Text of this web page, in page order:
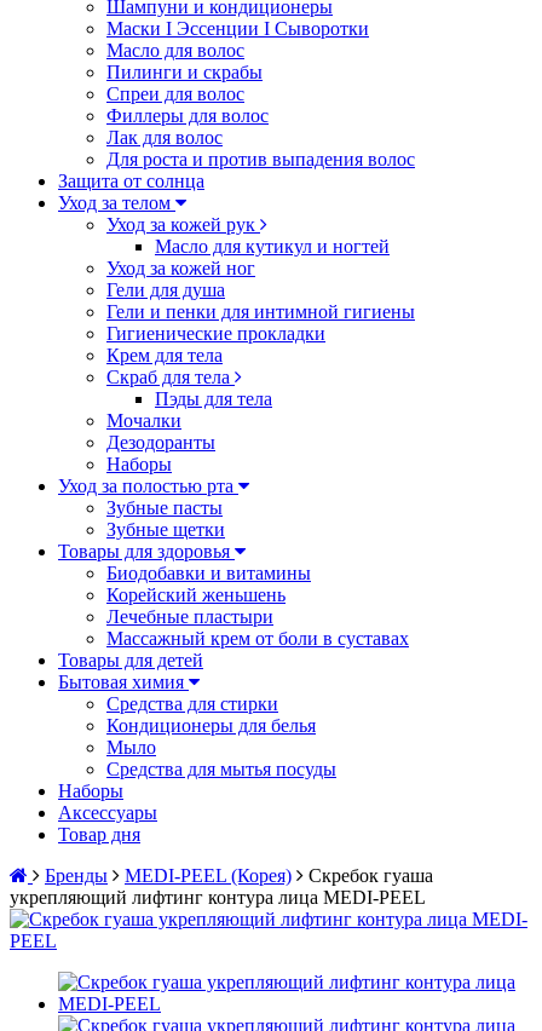
Шампуни и кондиционеры
Маски I Эссенции I Сыворотки
Масло для волос
Пилинги и скрабы
Спреи для волос
Филлеры для волос
Лак для волос
Для роста и против выпадения волос
Защита от солнца
Уход за телом
Уход за кожей рук
Масло для кутикул и ногтей
Уход за кожей ног
Гели для душа
Гели и пенки для интимной гигиены
Гигиенические прокладки
Крем для тела
Скраб для тела
Пэды для тела
Мочалки
Дезодоранты
Наборы
Уход за полостью рта
Зубные пасты
Зубные щетки
Товары для здоровья
Биодобавки и витамины
Корейский женьшень
Лечебные пластыри
Массажный крем от боли в суставах
Товары для детей
Бытовая химия
Средства для стирки
Кондиционеры для белья
Мыло
Средства для мытья посуды
Наборы
Аксессуары
Товар дня
Бренды
MEDI-PEEL (Корея)
Скребок гуаша
укрепляющий лифтинг контура лица MEDI-PEEL